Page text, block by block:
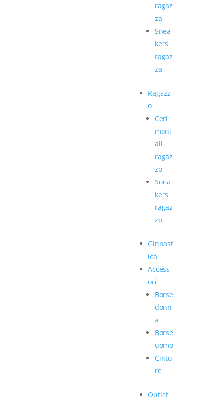
ragaz
za
Snea
kers
ragaz
za
Ragazz
o
Ceri
moni
ali
ragaz
zo
Snea
kers
ragaz
zo
Ginnast
ica
Access
ori
Borse
donn
a
Borse
uomo
Cintu
re
Outlet